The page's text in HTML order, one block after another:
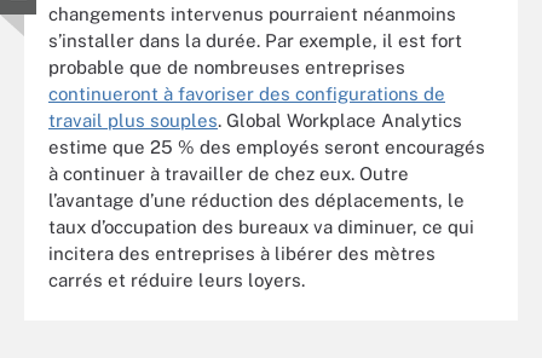
changements intervenus pourraient néanmoins
s’installer dans la durée. Par exemple, il est fort
probable que de nombreuses entreprises
continueront à favoriser des configurations de
travail plus souples. Global Workplace Analytics
estime que 25 % des employés seront encouragés
à continuer à travailler de chez eux. Outre
l’avantage d’une réduction des déplacements, le
taux d’occupation des bureaux va diminuer, ce qui
incitera des entreprises à libérer des mètres
carrés et réduire leurs loyers.